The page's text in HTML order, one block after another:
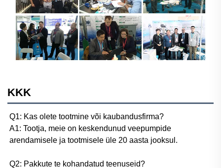
KKK
Q1: Kas olete tootmine või kaubandusfirma?
A1: Tootja, meie on keskendunud veepumpide
arendamisele ja tootmisele üle 20 aasta jooksul.
Q2: Pakkute te kohandatud teenuseid?